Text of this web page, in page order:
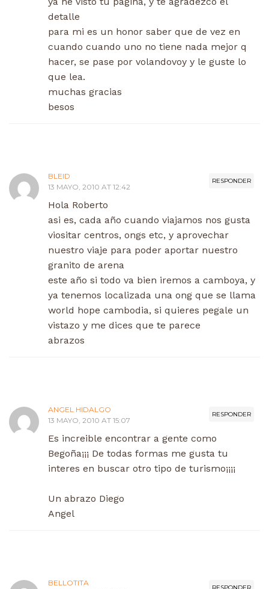
detalle
para mi es un honor saber que de vez en
cuando cuando uno no tiene nada mejor q
hacer, se pase por volandovoy y le guste lo
que lea.
muchas gracias
besos
RESPONDER
BLEID
13 MAYO, 2010 AT 12:42
Hola Roberto
asi es, cada año cuando viajamos nos gusta
viositar centros, ongs etc, y aprovechar
nuestro viaje para poder aportar nuestro
granito de arena
este año si todo va bien iremos a camboya, y
ya tenemos localizada una ong que se llama
world hope cambodia, si quieres pegale un
vistazo y me dices que te parece
abrazos
RESPONDER
ANGEL HIDALGO
13 MAYO, 2010 AT 15:07
Es increible encontrar a gente como
Begoña¡¡¡ De todas formas me gusta tu
interes en buscar otro tipo de turismo¡¡¡¡
Un abrazo Diego
Angel
RESPONDER
BELLOTITA